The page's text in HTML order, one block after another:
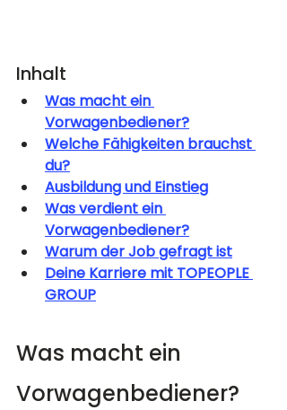
Inhalt
Was macht ein
Vorwagenbediener?
Welche Fähigkeiten brauchst
du?
Ausbildung und Einstieg
Was verdient ein
Vorwagenbediener?
Warum der Job gefragt ist
Deine Karriere mit TOPEOPLE
GROUP
Was macht ein
Vorwagenbediener?